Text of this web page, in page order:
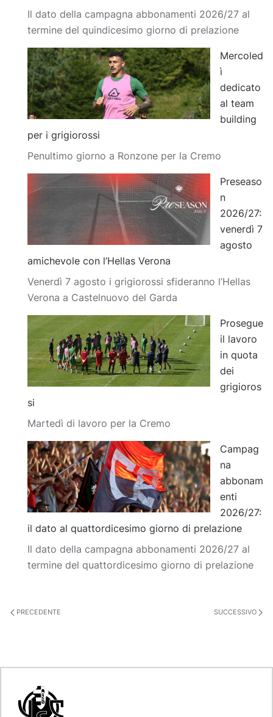
Il dato della campagna abbonamenti 2026/27 al
termine del quindicesimo giorno di prelazione
Mercoled
ì
dedicato
al team
building
per i grigiorossi
Penultimo giorno a Ronzone per la Cremo
Preseaso
n
2026/27:
venerdì 7
agosto
amichevole con l’Hellas Verona
Venerdì 7 agosto i grigiorossi sfideranno l’Hellas
Verona a Castelnuovo del Garda
Prosegue
il lavoro
in quota
dei
grigioros
si
Martedì di lavoro per la Cremo
Campag
na
abbonam
enti
2026/27:
il dato al quattordicesimo giorno di prelazione
Il dato della campagna abbonamenti 2026/27 al
termine del quattordicesimo giorno di prelazione
PRECEDENTE SUCCESSIVO